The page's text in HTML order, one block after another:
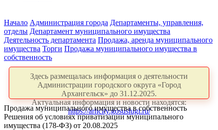
Начало Администрация города Департаменты, управления,
отделы Департамент муниципального имущества
Деятельность департамента Продажа, аренда муниципального
имущества Торги Продажа муниципального имущества в
собственность
Здесь размещалась информация о деятельности
Администрации городского округа «Город
Архангельск» до 31.12.2025.
Актуальная информация и новости находятся:
https://arhcity.gosuslugi.ru/
Продажа муниципального имущества в собственность
Решения об условиях приватизации муниципального
имущества (178-ФЗ) от 20.08.2025